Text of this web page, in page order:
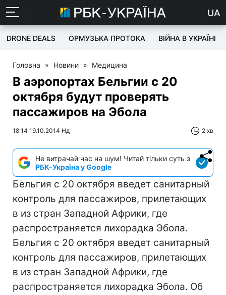
UA
DRONE DEALS ОРМУЗЬКА ПРОТОКА ВІЙНА В УКРАЇНІ
Головна » Новини » Медицина
В аэропортах Бельгии с 20
октября будут проверять
пассажиров на Эбола
18:14 19.10.2014 Нд 2 хв
Не витрачай час на шум! Читай тільки суть з
РБК-Україна у Google
Бельгия с 20 октября введет санитарный
контроль для пассажиров, прилетающих
в из стран Западной Африки, где
распространяется лихорадка Эбола.
Бельгия с 20 октября введет санитарный
контроль для пассажиров, прилетающих
в из стран Западной Африки, где
распространяется лихорадка Эбола. Об